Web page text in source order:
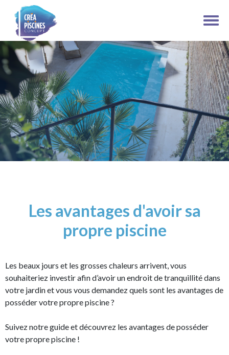
Les avantages d'avoir sa
propre piscine
Les beaux jours et les grosses chaleurs arrivent, vous
souhaiteriez investir afin d’avoir un endroit de tranquillité dans
votre jardin et vous vous demandez quels sont les avantages de
posséder votre propre piscine ?
Suivez notre guide et découvrez les avantages de posséder
votre propre piscine !